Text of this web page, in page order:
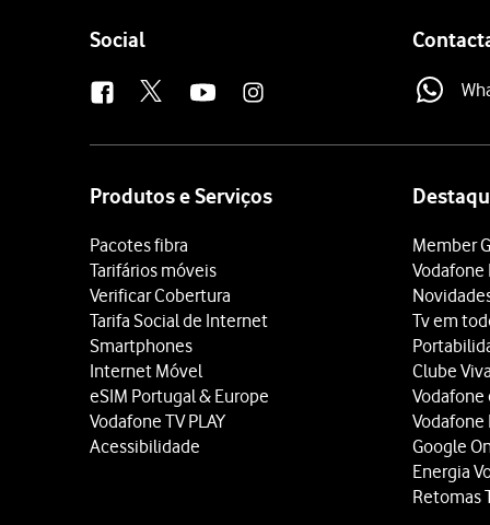
Follow
Social
Produtos e Serviços
Pacotes fibra
Tarifários móveis
Verificar Cobertura
Tarifa Social de Internet
Smartphones
Internet Móvel
eSIM Portugal & Europe
Vodafone TV PLAY
Acessibilidade
Member
Vodafone
Tv em
Clube Viva
Vodafone
Vodafone
Google
Energia
Retomas